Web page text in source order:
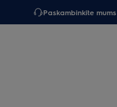
Paskambinkite mums